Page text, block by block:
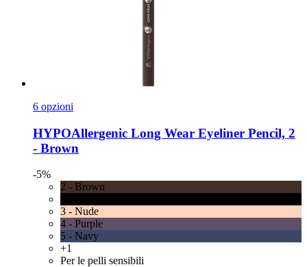
6 opzioni
HYPOAllergenic Long Wear Eyeliner Pencil, 2
-​ Brown
-5%
2 - Brown
3 - Nude
4 - Purple
5 - Navy
+1
Per le pelli sensibili